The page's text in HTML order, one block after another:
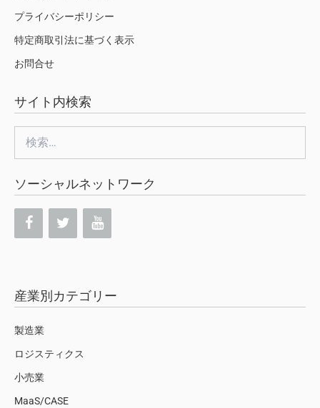
プライバシーポリシー
特定商取引法に基づく表示
お問合せ
サイト内検索
索:
ソーシャルネットワーク
産業別カテゴリー
製造業
ロジスティクス
小売業
MaaS/CASE